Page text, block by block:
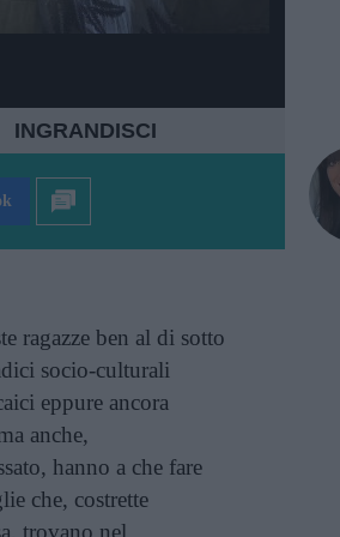
INGRANDISCI
ragazze ben al di sotto
socio-culturali
eppure ancora
anche,
hanno a che fare
che, costrette
trovano nel